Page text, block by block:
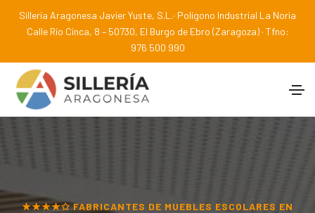
Sillería Aragonesa Javier Yuste, S.L.· Polígono Industrial La Noria
Calle Río Cinca, 8 – 50730, El Burgo de Ebro (Zaragoza) · Tfno:
976 500 990
★★★★✩ FABRICANTES DE MUEBLES ESCOLARES EN